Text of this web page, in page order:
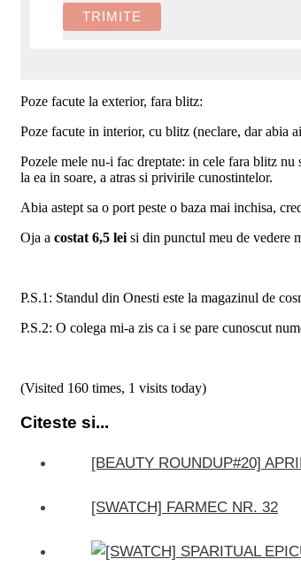
Poze facute la exterior, fara blitz:
Poze facute in interior, cu blitz (neclare, dar abia
Pozele mele nu-i fac dreptate: in cele fara blitz
la ea in soare, a atras si privirile cunostintelor.
Abia astept sa o port peste o baza mai inchisa,
Oja a costat 6,5 lei si din punctul meu de vedere
P.S.1: Standul din Onesti este la magazinul de
P.S.2: O colega mi-a zis ca i se pare cunoscut
(Visited 160 times, 1 visits today)
Citeste si...
[BEAUTY ROUNDUP#20]
[SWATCH] FARMEC NR. 32